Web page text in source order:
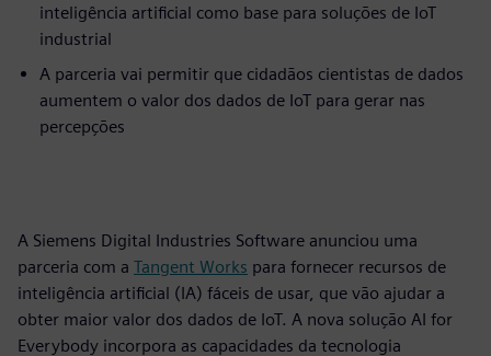
inteligência artificial como base para soluções de IoT
industrial
A parceria vai permitir que cidadãos cientistas de dados
aumentem o valor dos dados de IoT para gerar nas
percepções
A Siemens Digital Industries Software anunciou uma
parceria com a Tangent Works para fornecer recursos de
inteligência artificial (IA) fáceis de usar, que vão ajudar a
obter maior valor dos dados de IoT. A nova solução AI for
Everybody incorpora as capacidades da tecnologia